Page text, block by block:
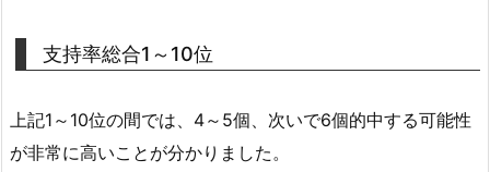
支持率総合1～10位
上記1～10位の間では、4～5個、次いで6個的中する可能性
が非常に高いことが分かりました。